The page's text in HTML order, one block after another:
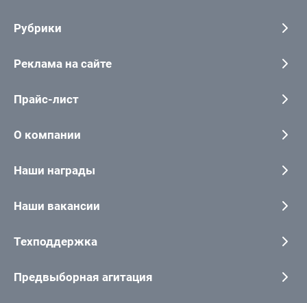
Рубрики
Реклама на сайте
Прайс-лист
О компании
Наши награды
Наши вакансии
Техподдержка
Предвыборная агитация